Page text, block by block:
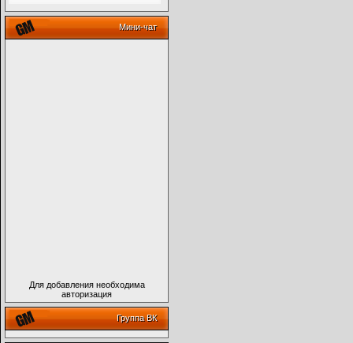
Мини-чат
Для добавления необходима
авторизация
Группа ВК